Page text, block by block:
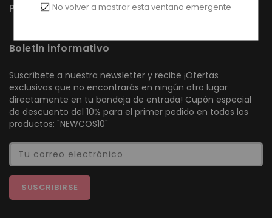
Política / Información
Boletin informativo
Suscríbete a nuestra newsletter y recibe ¡Ofertas
exclusivas que no encontrarás en ningún otro lugar
directamente en tu bandeja de entrada! Cupón especial
de descuento del 10% para el primer pedido en todos los
productos: "NEWCOS10"
Tu correo electrónico
SUSCRIBIRSE
No volver a mostrar esta ventana emergente